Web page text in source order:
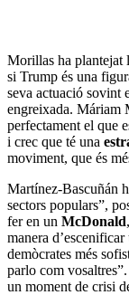
Morillas ha plantejat
si Trump és una
seva actuació sovint
engreixada. Máriam
perfectament el que
i crec que té una
moviment, que és
Martínez-Bascuñán
sectors populars”,
fer en un McDonald
manera
demòcrates més
parlo com
un moment de crisi